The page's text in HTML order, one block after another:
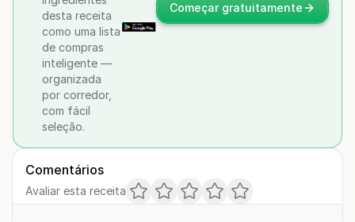
desta receita
como uma lista
de compras
inteligente —
organizada
por corredor,
com fácil
seleção.
Começar gratuitamente
Comentários
Avaliar esta receita